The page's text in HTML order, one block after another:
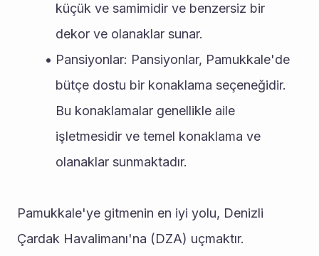
küçük ve samimidir ve benzersiz bir
dekor ve olanaklar sunar.
Pansiyonlar: Pansiyonlar, Pamukkale'de
bütçe dostu bir konaklama seçeneğidir.
Bu konaklamalar genellikle aile
işletmesidir ve temel konaklama ve
olanaklar sunmaktadır.
Pamukkale'ye gitmenin en iyi yolu, Denizli
Çardak Havalimanı'na (DZA) uçmaktır.